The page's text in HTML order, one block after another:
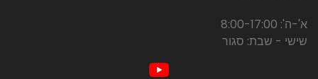
א'-ה': 8:00-17:00
שישי - שבת: סגור